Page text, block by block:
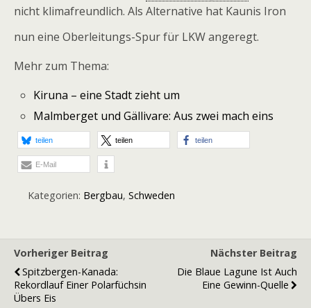
nicht klimafreundlich. Als Alternative hat Kaunis Iron
nun eine Oberleitungs-Spur für LKW angeregt.
Mehr zum Thema:
Kiruna – eine Stadt zieht um
Malmberget und Gällivare: Aus zwei mach eins
teilen teilen teilen
E-Mail
Kategorien: Bergbau, Schweden
Vorheriger Beitrag
Spitzbergen-Kanada:
Rekordlauf Einer Polarfüchsin
Übers Eis
Nächster Beitrag
Die Blaue Lagune Ist Auch
Eine Gewinn-Quelle